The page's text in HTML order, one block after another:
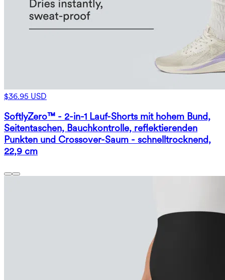
$36.95 USD
SoftlyZero™ - 2-in-1 Lauf-Shorts mit hohem Bund,
Seitentaschen, Bauchkontrolle, reflektierenden
Punkten und Crossover-Saum - schnelltrocknend,
22,9 cm